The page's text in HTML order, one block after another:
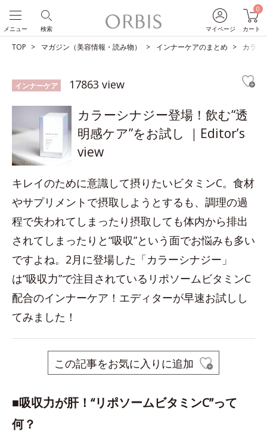
マイページ
0
カート
検索
メニュー
TOP マガジン（美容情報・読み物） インナーケアのまとめ カラー
インナーケア 17863 view
カラーシナジー登場！飲む“透
明感ケア”をお試し ｜Editor’s
view
キレイのために意識して摂りたいビタミンC。食材
やサプリメントで摂取しようとするも、調理の過
程で失われてしまったり摂取しても体内から排出
されてしまったりと“吸収”という面でお悩みも多い
ですよね。2月に登場した「カラーシナジー」
は“吸収力”で注目されているリポソームビタミンC
配合のインナーケア！エディターが早速お試しし
てみました！
この記事をお気に入りに追加
■吸収力が肝！“リポソームビタミンC”って
何？